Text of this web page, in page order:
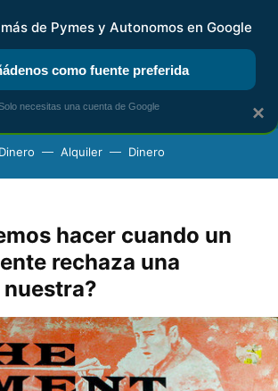
KIT DIGITAL RENTA
DE
Dinero Alquiler Dinero
hacer cuando un
rechaza una
×
de Pymes y Autonomos en Google
como fuente preferida
necesitas una cuenta de Google